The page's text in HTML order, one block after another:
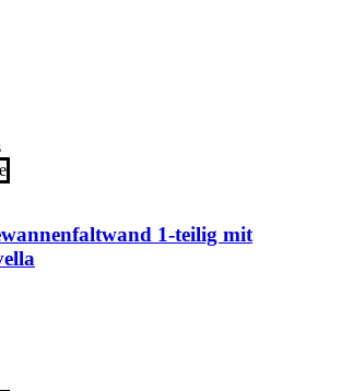
1-teilig mit